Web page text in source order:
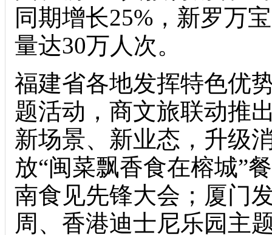
同期增长25%，新罗万
量达30万人次。
福建省各地发挥特色优
题活动，商文旅联动推
新场景、新业态，升级
放“闽菜飘香食在榕城”
南食见先锋大会；厦门
周、香港迪士尼乐园主